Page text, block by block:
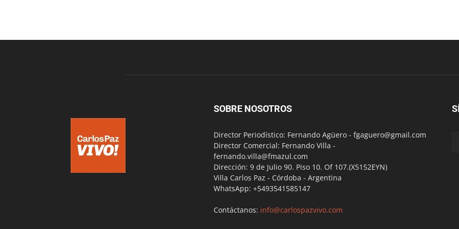
SOBRE NOSOTROS
Director Periodístico: Fernando Agüero - fgaguero@gmail.com
Director Comercial: Fernando Villa -
fernando.villa@fmazul.com
Dirección: 9 de Julio 90. Piso 10. Of 107.(X5152EYN)
Villa Carlos Paz - Córdoba - Argentina
WhatsApp: +5493541585147
Contáctanos: info@carlospazvivo.com